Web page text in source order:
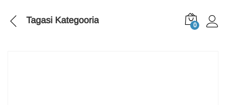
Tagasi Kategooria 0